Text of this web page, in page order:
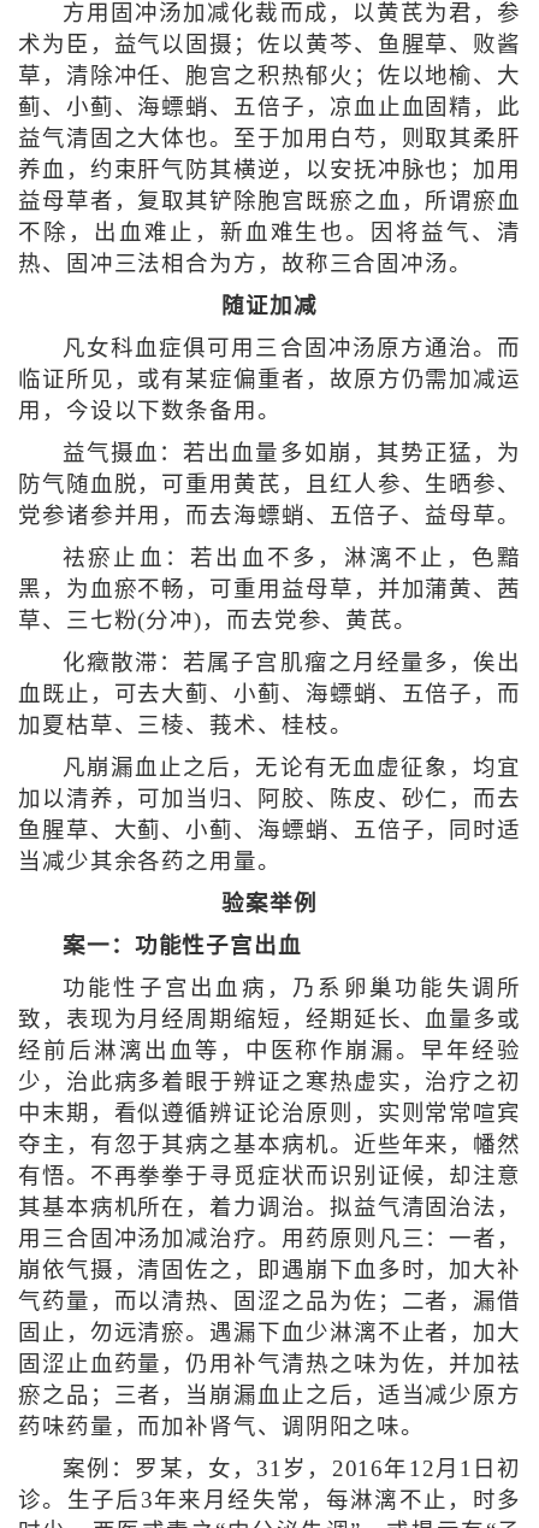
方用固冲汤加减化裁而成，以黄芪为君，参
术为臣，益气以固摄；佐以黄芩、鱼腥草、败酱
草，清除冲任、胞宫之积热郁火；佐以地榆、大
蓟、小蓟、海螵蛸、五倍子，凉血止血固精，此
益气清固之大体也。至于加用白芍，则取其柔肝
养血，约束肝气防其横逆，以安抚冲脉也；加用
益母草者，复取其铲除胞宫既瘀之血，所谓瘀血
不除，出血难止，新血难生也。因将益气、清
热、固冲三法相合为方，故称三合固冲汤。
随证加减
凡女科血症俱可用三合固冲汤原方通治。而
临证所见，或有某症偏重者，故原方仍需加减运
用，今设以下数条备用。
益气摄血：若出血量多如崩，其势正猛，为
防气随血脱，可重用黄芪，且红人参、生晒参、
党参诸参并用，而去海螵蛸、五倍子、益母草。
祛瘀止血：若出血不多，淋漓不止，色黯
黑，为血瘀不畅，可重用益母草，并加蒲黄、茜
草、三七粉(分冲)，而去党参、黄芪。
化癥散滞：若属子宫肌瘤之月经量多，俟出
血既止，可去大蓟、小蓟、海螵蛸、五倍子，而
加夏枯草、三棱、莪术、桂枝。
凡崩漏血止之后，无论有无血虚征象，均宜
加以清养，可加当归、阿胶、陈皮、砂仁，而去
鱼腥草、大蓟、小蓟、海螵蛸、五倍子，同时适
当减少其余各药之用量。
验案举例
案一：功能性子宫出血
功能性子宫出血病，乃系卵巢功能失调所
致，表现为月经周期缩短，经期延长、血量多或
经前后淋漓出血等，中医称作崩漏。早年经验
少，治此病多着眼于辨证之寒热虚实，治疗之初
中末期，看似遵循辨证论治原则，实则常常喧宾
夺主，有忽于其病之基本病机。近些年来，幡然
有悟。不再拳拳于寻觅症状而识别证候，却注意
其基本病机所在，着力调治。拟益气清固治法，
用三合固冲汤加减治疗。用药原则凡三：一者，
崩依气摄，清固佐之，即遇崩下血多时，加大补
气药量，而以清热、固涩之品为佐；二者，漏借
固止，勿远清瘀。遇漏下血少淋漓不止者，加大
固涩止血药量，仍用补气清热之味为佐，并加祛
瘀之品；三者，当崩漏血止之后，适当减少原方
药味药量，而加补肾气、调阴阳之味。
案例：罗某，女，31岁，2016年12月1日初
诊。生子后3年来月经失常，每淋漓不止，时多